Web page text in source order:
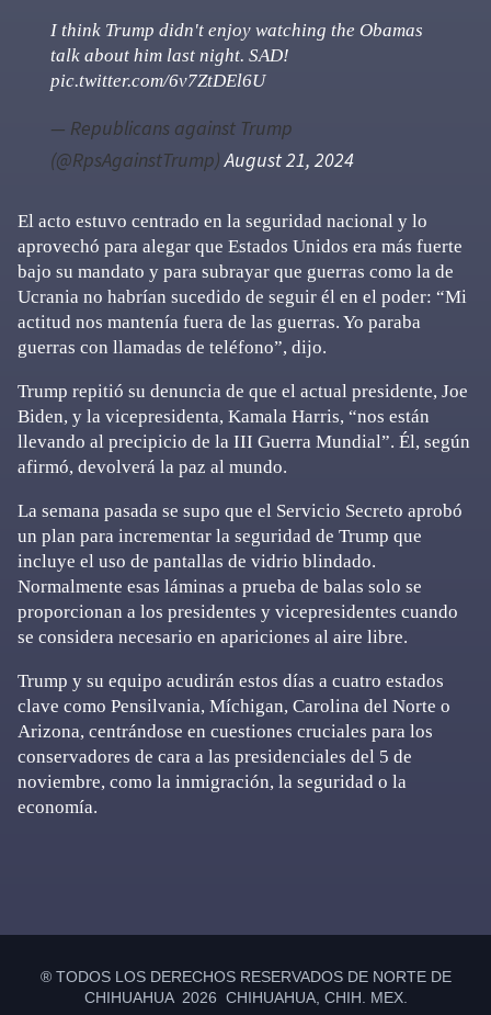
I think Trump didn't enjoy watching the Obamas
talk about him last night. SAD!
pic.twitter.com/6v7ZtDEl6U
— Republicans against Trump
(@RpsAgainstTrump)August 21, 2024
El acto estuvo centrado en la seguridad nacional y lo
aprovechó para alegar que Estados Unidos era más fuerte
bajo su mandato y para subrayar que guerras como la de
Ucrania no habrían sucedido de seguir él en el poder: “Mi
actitud nos mantenía fuera de las guerras. Yo paraba
guerras con llamadas de teléfono”, dijo.
Trump repitió su denuncia de que el actual presidente, Joe
Biden, y la vicepresidenta, Kamala Harris, “nos están
llevando al precipicio de la III Guerra Mundial”. Él, según
afirmó, devolverá la paz al mundo.
La semana pasada se supo que el Servicio Secreto aprobó
un plan para incrementar la seguridad de Trump que
incluye el uso de pantallas de vidrio blindado.
Normalmente esas láminas a prueba de balas solo se
proporcionan a los presidentes y vicepresidentes cuando
se considera necesario en apariciones al aire libre.
Trump y su equipo acudirán estos días a cuatro estados
clave como Pensilvania, Míchigan, Carolina del Norte o
Arizona, centrándose en cuestiones cruciales para los
conservadores de cara a las presidenciales del 5 de
noviembre, como la inmigración, la seguridad o la
economía.
® TODOS LOS DERECHOS RESERVADOS DE NORTE DE
CHIHUAHUA 2026 CHIHUAHUA, CHIH. MEX.